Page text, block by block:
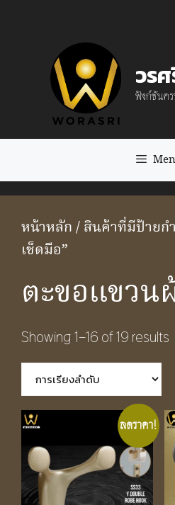
วร
ฟังก์ชันค
หน้าหลัก/ สินค้าที่มีป้ายก
เช็ดมือ”
ตะขอแขวน
Showing 1–16 of 19 results
ลดราคา!